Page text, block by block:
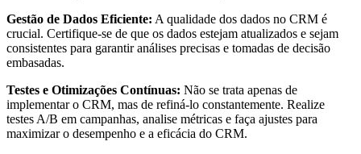
Gestão de Dados Eficiente: A qualidade dos dados no CRM é
crucial. Certifique-se de que os dados estejam atualizados e sejam
consistentes para garantir análises precisas e tomadas de decisão
embasadas.
Testes e Otimizações Contínuas: Não se trata apenas de
implementar o CRM, mas de refiná-lo constantemente. Realize
testes A/B em campanhas, analise métricas e faça ajustes para
maximizar o desempenho e a eficácia do CRM.